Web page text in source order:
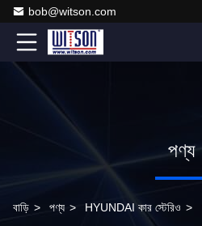
bob@witson.com
পণ্য
বাড়ি > পণ্য > HYUNDAI কার স্টেরিও >